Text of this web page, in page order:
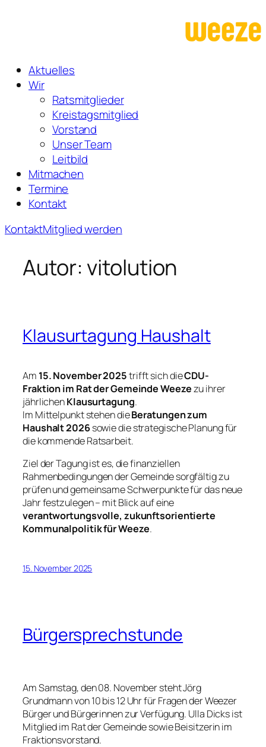
Aktuelles
Wir
Ratsmitglieder
Kreistagsmitglied
Vorstand
Unser Team
Leitbild
Mitmachen
Termine
Kontakt
KontaktMitglied werden
Autor: vitolution
Klausurtagung Haushalt
Am 15. November 2025trifft sich dieCDU-
Fraktion im Rat der Gemeinde Weezezu ihrer
jährlichenKlausurtagung.
Im Mittelpunkt stehen dieBeratungen zum
Haushalt 2026sowie die strategische Planung für
die kommende Ratsarbeit.
Ziel der Tagung ist es, die finanziellen
Rahmenbedingungen der Gemeinde sorgfältig zu
prüfen und gemeinsame Schwerpunkte für das neue
Jahr festzulegen – mit Blick auf eine
verantwortungsvolle, zukunftsorientierte
Kommunalpolitik für Weeze.
15. November 2025
Bürgersprechstunde
Am Samstag, den 08. November steht Jörg
Grundmann von 10 bis 12 Uhr für Fragen der Weezer
Bürger und Bürgerinnen zur Verfügung. Ulla Dicks ist
Mitglied im Rat der Gemeinde sowie Beisitzerin im
Fraktionsvorstand.